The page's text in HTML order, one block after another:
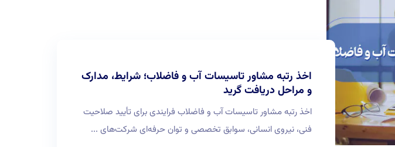
اخذ رتبه مشاور تاسیسات آب و فاضلاب؛ شرایط، مدارک
و مراحل دریافت گرید
اخذ رتبه مشاور تاسیسات آب و فاضلاب فرایندی برای تأیید صلاحیت
فنی، نیروی انسانی، سوابق تخصصی و توان حرفه‌ای شرکت‌های ...